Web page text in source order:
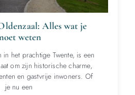
Alles wat je
weten
het prachtige Twente, is een
om zijn historische charme,
en gastvrije inwoners. Of
je nu een